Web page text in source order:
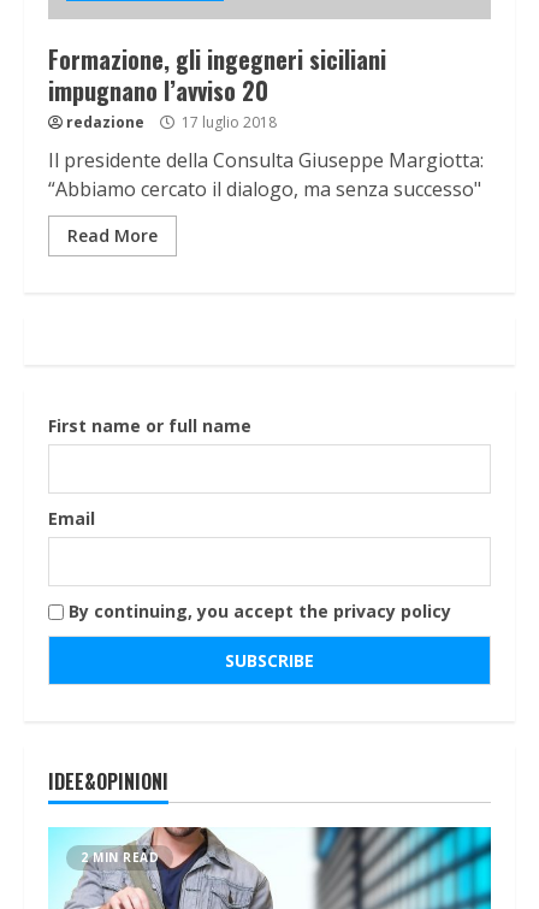
Formazione, gli ingegneri siciliani
impugnano l’avviso 20
redazione 17 luglio 2018
Il presidente della Consulta Giuseppe Margiotta:
“Abbiamo cercato il dialogo, ma senza successo"
Read More
First name or full name
Email
By continuing, you accept the privacy policy
IDEE&OPINIONI
2 MIN READ